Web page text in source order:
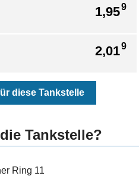
1,959
2,019
diese Tankstelle
Tankstelle?
Ring 11